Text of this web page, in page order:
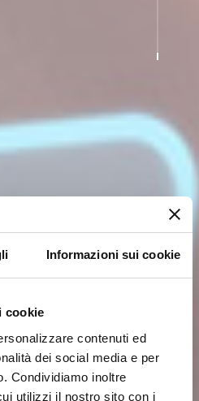
Informazioni sui cookie
cookie
contenuti ed
dei social media e per
Condividiamo inoltre
utilizzi il nostro sito con i